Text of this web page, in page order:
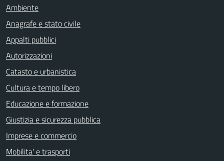
Ambiente
Anagrafe e stato civile
Appalti pubblici
Autorizzazioni
Catasto e urbanistica
Cultura e tempo libero
Educazione e formazione
Giustizia e sicurezza pubblica
Imprese e commercio
Mobilita' e trasporti